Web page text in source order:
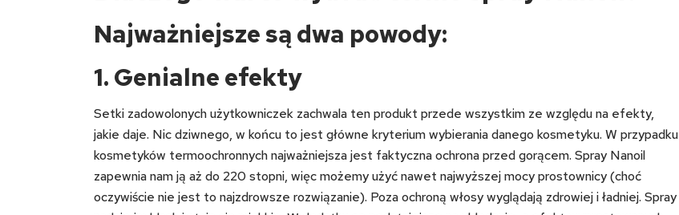
Najważniejsze są dwa powody:
1. Genialne efekty
Setki zadowolonych użytkowniczek zachwala ten produkt przede wszystkim ze względu na efekty,
jakie daje. Nic dziwnego, w końcu to jest główne kryterium wybierania danego kosmetyku. W przypadku
kosmetyków termoochronnych najważniejsza jest faktyczna ochrona przed gorącem. Spray Nanoil
zapewnia nam ją aż do 220 stopni, więc możemy użyć nawet najwyższej mocy prostownicy (choć
oczywiście nie jest to najzdrowsze rozwiązanie). Poza ochroną włosy wyglądają zdrowiej i ładniej. Spray